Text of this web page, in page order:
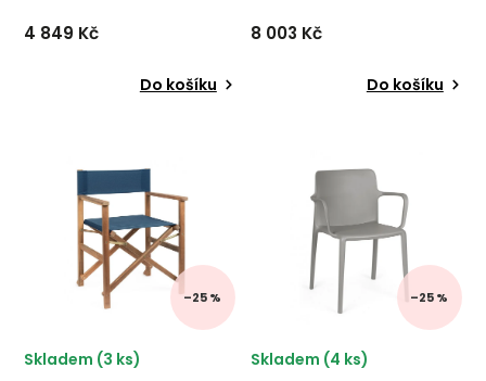
4 849 Kč
Do košíku
BIZZOTTO v provedení
taupe.
8 003 Kč
Do košíku
KARUP DESIGN v provedení
šedého textilu.
–25 %
Skladem (3 ks)
–25 %
Skladem (4 ks)